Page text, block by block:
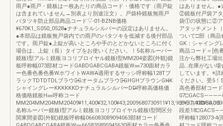
雨戸●雨戸・鏡板は一枚あたりの商品コード・価格です（雨戸錠
は含まれていません→別表より別途注文）。戸袋枠鏡板無雨戸
バタツキ防止部品商品コード▽-01-BZNB価格
¥670K1_S050_0528●ナチュラルシルバーの設定はありません。
●本部品は鏡板無戸袋内での雨戸のバタツキを低減する後付部品
です。雨戸錠●上錠が高いところや手のとどかないところに付く
場合は、上錠（長）タイプをお使いください。！5名称ルーバー
鏡板Ⅰ型アルミ鏡板ヨコリブロイヤル鏡板Ⅰ型MM204姿図(外観)鏡
板呼称幅073部材コードGABDGABCGABA鏡板W㎜730面材カラ
ー色番色番色番WホワイトWAWA̶̶適用するサッシ呼称幅128Tブ
ラックTDTDTDLブラウン̶̶̶̶̶̶Gオータムブラウン̶̶GHGHブラウンGH̶̶̶̶K
シャイングレーKKKKKKDナチュラルシルバーDD̶̶̶̶呼称高価格価
格価格鏡板H㎜呼称コード
名称ルーバー鏡板Ⅰ型アルミ鏡板ヨコリブロイヤル鏡板Ⅰ型間区分
関東間姿図(外観)鏡板呼称幅066083089094063部材コード
はありません。●
②鏡板付戸袋ア
袋①の状態に②ア
アタッチメント
ついて□部（商
GK：シャイング
商品コード＝[色
注から弊社工場
品…在庫がない場
しています。※
ください。受5
高色番部材コー
テラス
段差
呼称幅128073-4(